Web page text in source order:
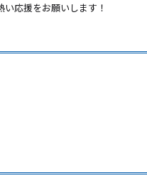
応援をお願いします！